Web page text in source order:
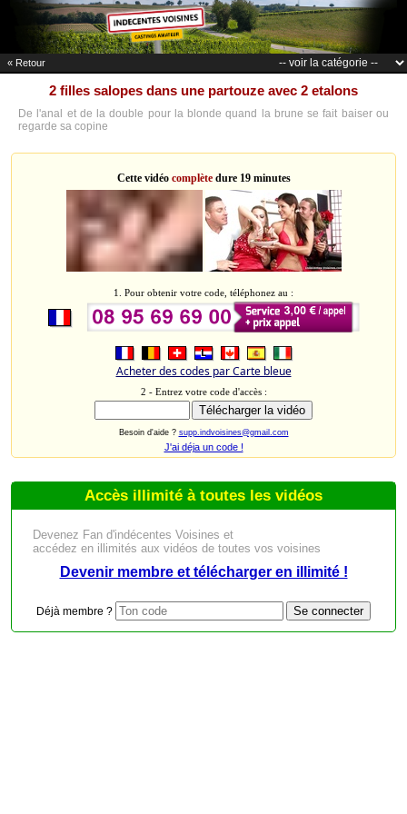
« Retour
2 filles salopes dans une partouze avec 2 etalons
De l'anal et de la double pour la blonde quand la brune se fait baiser ou
regarde sa copine
Cette vidéo complètedure 19 minutes
1. Pour obtenir votre code, téléphonez au :
Acheter des codes par Carte bleue
2 - Entrez votre code d'accès :
Besoin d'aide ? supp.indvoisines@gmail.com
J'ai déja un code !
Accès illimité à toutes les vidéos
Devenez Fan d'indécentes Voisines et
accédez en illimités aux vidéos de toutes vos voisines
Devenir membre et télécharger en illimité !
Déjà membre ?